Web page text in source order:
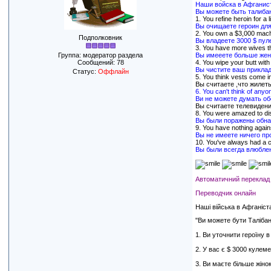
Подполковник
Группа: модератор раздела
Сообщений: 78
Статус: Оффлайн
Наши войска в
Вы можете быть
1. You refine heroin for a
Вы очищаете героин
2. You own a $3,000
Вы владеете 3000 $
3. You have more wives
Вы имееете больше
4. You wipe your butt
Вы чистите ваш
5. You think vests come
Вы считаете ,что
6. You can't think of
Ви не можете думать
Вы считаете
8. You were amazed to
Вы были поражены
9. You have nothing
Вы не имеете ничего
10. You've always had a
Вы были всегда
Автоматичний
Переводчик онлайн
Наші війська в
"Ви можете бути
1. Ви уточнити героїну
2. У вас є $ 3000
3. Ви маєте більше